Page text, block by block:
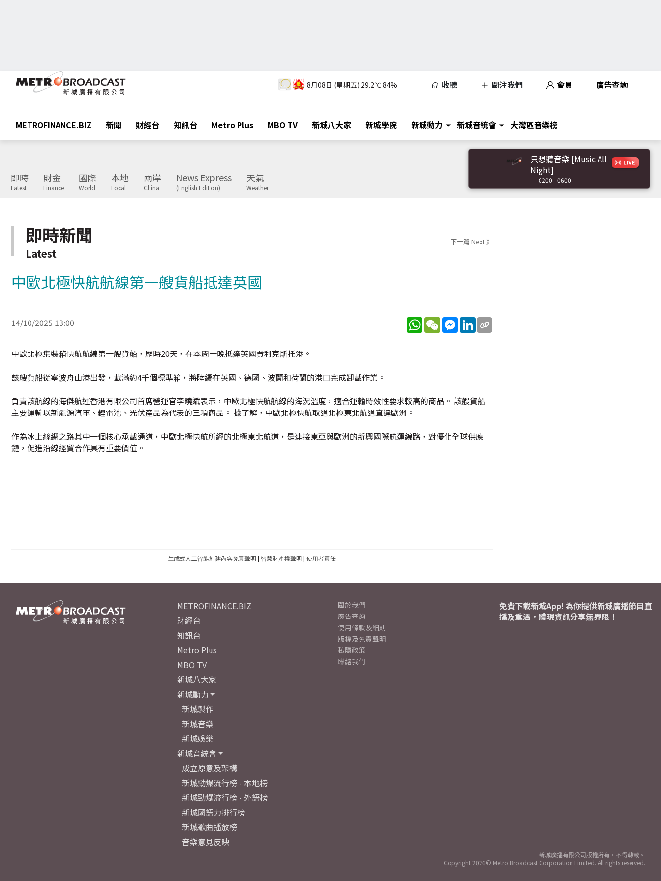
8月08日 (星期五) 29.2℃84% 收聽 關注我們 會員 廣告查詢
METROFINANCE.BIZ 新聞 財經台 知訊台 Metro Plus MBO TV 新城八大家 新城學院 新城動力 新城音統會 大灣區音樂榜
即時
Latest
財金
Finance
國際
World
本地
Local
兩岸
China
News Express
(English Edition)
天氣
Weather
只想聽音樂 [Music All
Night]
- 0200 - 0600
即時新聞
Latest
下一篇 Next 》
中歐北極快航航線第一艘貨船抵達英國
14/10/2025 13:00 WhatsApp
WeChatMessenger
LinkedIn
中歐北極集裝箱快航航線第一艘貨船，歷時20天，在本周一晚抵達英國費利克斯托港。
該艘貨船從寧波舟山港出發，載滿約4千個標準箱，將陸續在英國、德國、波蘭和荷蘭的港口完成卸載作業。
負責該航線的海傑航運香港有限公司首席營運官李曉斌表示，中歐北極快航航線的海況溫度，適合運輸時效性要求較高的商品。 該艘貨船
主要運輸以新能源汽車、鋰電池、光伏產品為代表的三項商品。 據了解，中歐北極快航取道北極東北航道直達歐洲。
作為冰上絲綢之路其中一個核心承載通道，中歐北極快航所經的北極東北航道，是連接東亞與歐洲的新興國際航運線路，對優化全球供應
鏈，促進沿線經貿合作具有重要價值。
生成式人工智能創建內容免責聲明| 智慧財產權聲明| 使用者責任
METROFINANCE.BIZ
財經台
知訊台
Metro Plus
MBO TV
新城八大家
新城動力
新城製作
新城音樂
新城娛樂
新城音統會
成立原意及架構
新城勁爆流行榜 - 本地榜
新城勁爆流行榜 - 外語榜
新城國語力排行榜
新城歌曲播放榜
音樂意見反映
關於我們
廣告查詢
使用條款及細則
版權及免責聲明
私隱政策
聯絡我們
免費下載新城App! 為你提供新城廣播節目直
播及重溫，體現資訊分享無界限！
新城廣播有限公司版權所有，不得轉載。
Copyright 2026© Metro Broadcast Corporation Limited. All rights reserved.